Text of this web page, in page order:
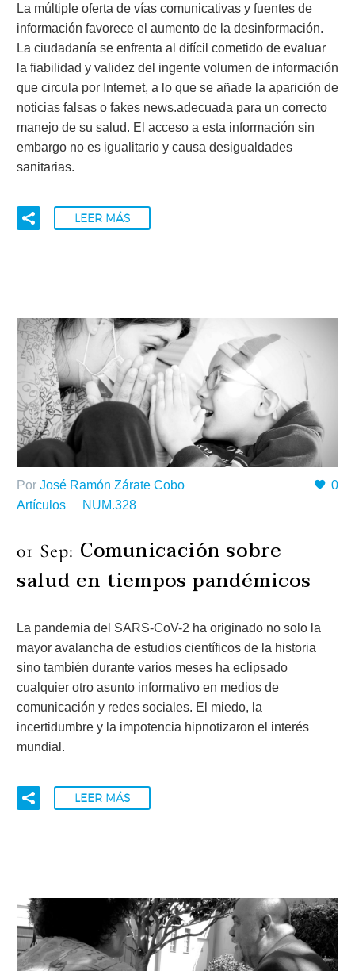
La múltiple oferta de vías comunicativas y fuentes de
información favorece el aumento de la desinformación.
La ciudadanía se enfrenta al difícil cometido de evaluar
la fiabilidad y validez del ingente volumen de información
que circula por Internet, a lo que se añade la aparición de
noticias falsas o fakes news.adecuada para un correcto
manejo de su salud. El acceso a esta información sin
embargo no es igualitario y causa desigualdades
sanitarias.
LEER MÁS
0
Por José Ramón Zárate Cobo
Artículos
NUM.328
01 Sep: Comunicación sobre
salud en tiempos pandémicos
La pandemia del SARS-CoV-2 ha originado no solo la
mayor avalancha de estudios científicos de la historia
sino también durante varios meses ha eclipsado
cualquier otro asunto informativo en medios de
comunicación y redes sociales. El miedo, la
incertidumbre y la impotencia hipnotizaron el interés
mundial.
LEER MÁS